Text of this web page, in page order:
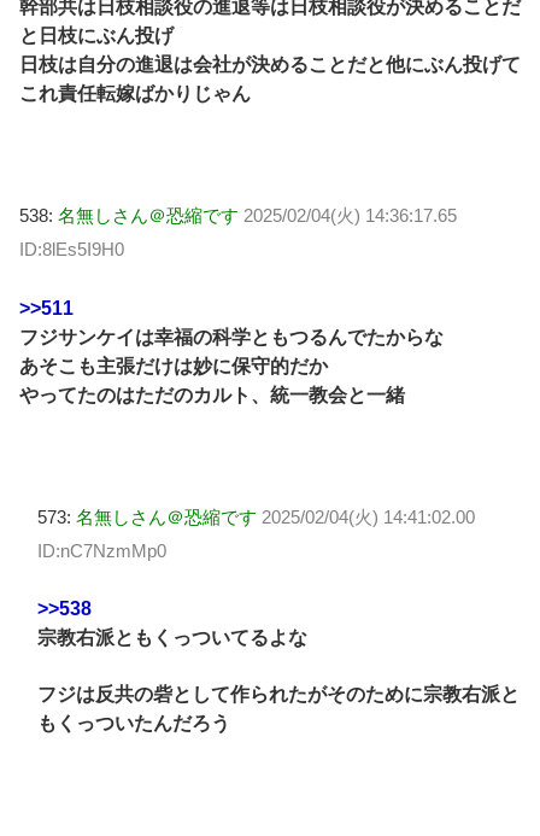
幹部共は日枝相談役の進退等は日枝相談役が決めることだ
と日枝にぶん投げ
日枝は自分の進退は会社が決めることだと他にぶん投げて
これ責任転嫁ばかりじゃん
538: 名無しさん＠恐縮です 2025/02/04(火) 14:36:17.65
ID:8lEs5I9H0
>>511
フジサンケイは幸福の科学ともつるんでたからな
あそこも主張だけは妙に保守的だか
やってたのはただのカルト、統一教会と一緒
573: 名無しさん＠恐縮です 2025/02/04(火) 14:41:02.00
ID:nC7NzmMp0
>>538
宗教右派ともくっついてるよな
フジは反共の砦として作られたがそのために宗教右派と
もくっついたんだろう